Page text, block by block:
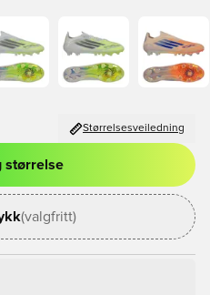
Størrelsesveiledning
eller registrere deg som
størrelse
(valgfritt)